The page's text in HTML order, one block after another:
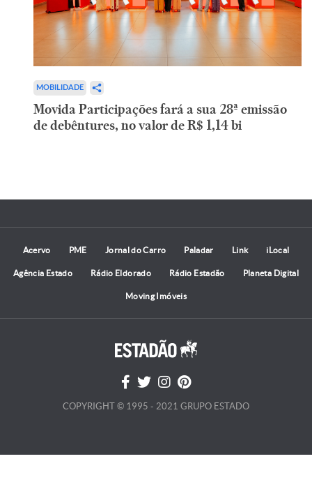
MOBILIDADE
Movida Participações fará a sua 28ª emissão
de debêntures, no valor de R$ 1,14 bi
Acervo PME Jornal do Carro Paladar Link iLocal
Agência Estado Rádio Eldorado Rádio Estadão Planeta Digital
Moving Imóveis
COPYRIGHT © 1995 - 2021 GRUPO ESTADO